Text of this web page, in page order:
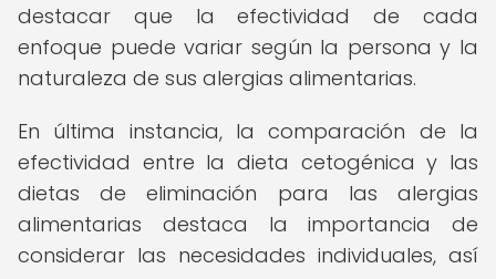
destacar que la efectividad de cada
enfoque puede variar según la persona y la
naturaleza de sus alergias alimentarias.
En última instancia, la comparación de la
efectividad entre la dieta cetogénica y las
dietas de eliminación para las alergias
alimentarias destaca la importancia de
considerar las necesidades individuales, así